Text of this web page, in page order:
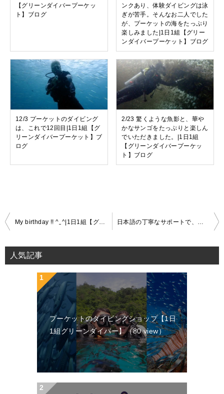
【グリーンダイバープーケッ
ト】ブログ
ンクあり、体験ダイビングは泳
ぎが苦手。そんなお二人でした
が、プーケットの海をたっぷり
楽しみました|1日1組【グリー
ンダイバープーケット】ブログ
12/3 プーケットのダイビング
は、これで12回目|1日1組【グ
リーンダイバープーケット】ブ
ログ
2/23 驚くような魚影と、華や
かなサンゴをたっぷりと楽しん
でいただきました。|1日1組
【グリーンダイバープーケッ
ト】ブログ
投
ナ
My birthday !! ^‿^|1日1組【グリーンダイバープーケット】お客様の声 日本語の丁寧なサポートで、子供も安心でした|1日1組【グリーンダイバープーケット】お客様の声
人気記事
プーケットのダイビングショップ【1日
1組グリーンダイバー】（80 view）